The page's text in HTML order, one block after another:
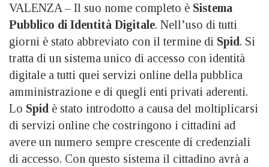
VALENZA – Il suo nome completo è Sistema
Pubblico di Identità Digitale. Nell’uso di tutti
giorni è stato abbreviato con il termine di Spid. Si
tratta di un sistema unico di accesso con identità
digitale a tutti quei servizi online della pubblica
amministrazione e di quegli enti privati aderenti.
Lo Spid è stato introdotto a causa del moltiplicarsi
di servizi online che costringono i cittadini ad
avere un numero sempre crescente di credenziali
di accesso. Con questo sistema il cittadino avrà a